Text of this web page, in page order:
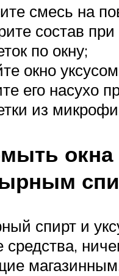
смесь на
состав
по окну;
окно
его насухо
из
окна
спирт и
средства,